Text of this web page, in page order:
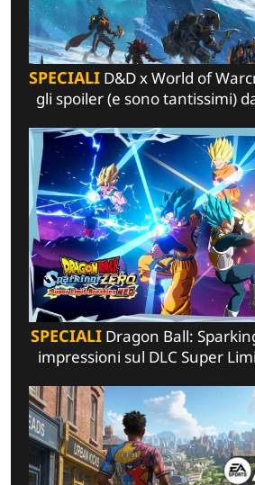
SPECIALI D&D x World of
gli spoiler (e sono tantissimi)
SPECIALI Dragon Ball:
impressioni sul DLC Super